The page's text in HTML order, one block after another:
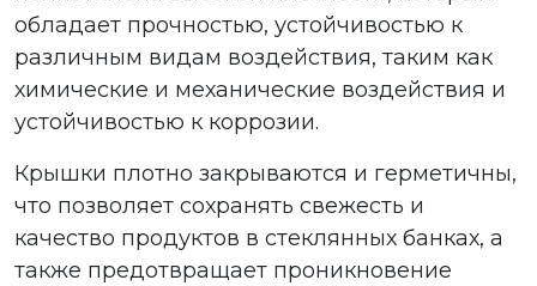
обладает прочностью, устойчивостью к
различным видам воздействия, таким как
химические и механические воздействия и
устойчивостью к коррозии.
Крышки плотно закрываются и герметичны,
что позволяет сохранять свежесть и
качество продуктов в стеклянных банках, а
также предотвращает проникновение